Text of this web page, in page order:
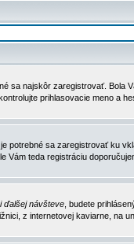
sa najskôr zaregistrovať.
prihlasovacie meno a
potrebné sa zaregistrovať ku
Vám teda registráciu
ďalšej návšteve , budete
z internetovej kaviarne, na